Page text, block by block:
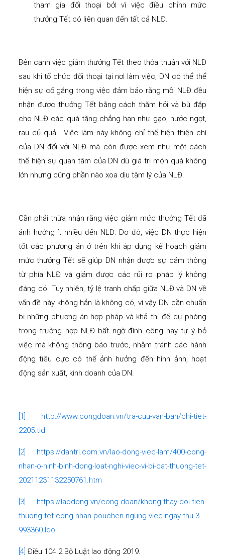
tham gia đối thoại bởi vì việc điều chỉnh mức
thưởng Tết có liên quan đến tất cả NLĐ.
Bên cạnh việc giảm thưởng Tết theo thỏa thuận với NLĐ
sau khi tổ chức đối thoại tại nơi làm việc, DN có thể thể
hiện sự cố gắng trong việc đảm bảo rằng mỗi NLĐ đều
nhận được thưởng Tết bằng cách thăm hỏi và bù đắp
cho NLĐ các quà tặng chẳng hạn như gạo, nước ngọt,
rau củ quả… Việc làm này không chỉ thể hiện thiện chí
của DN đối với NLĐ mà còn được xem như một cách
thể hiện sự quan tâm của DN dù giá trị món quà không
lớn nhưng cũng phần nào xoa dịu tâm lý của NLĐ.
Cần phải thừa nhận rằng việc giảm mức thưởng Tết đã
ảnh hưởng ít nhiều đến NLĐ. Do đó, việc DN thực hiện
tốt các phương án ở trên khi áp dụng kế hoạch giảm
mức thưởng Tết sẽ giúp DN nhận được sự cảm thông
từ phía NLĐ và giảm được các rủi ro pháp lý không
đáng có. Tuy nhiên, tỷ lệ tranh chấp giữa NLĐ và DN về
vấn đề này không hẳn là không có, vì vậy DN cần chuẩn
bị những phương án hợp pháp và khả thi để dự phòng
trong trường hợp NLĐ bất ngờ đình công hay tự ý bỏ
việc mà không thông báo trước, nhằm tránh các hành
động tiêu cực có thể ảnh hưởng đến hình ảnh, hoạt
động sản xuất, kinh doanh của DN.
[1]
http://www.congdoan.vn/tra-cuu-van-ban/chi-tiet-
2205.tld
[2]
https://dantri.com.vn/lao-dong-viec-lam/400-cong-
nhan-o-ninh-binh-dong-loat-nghi-viec-vi-bi-cat-thuong-tet-
20211231132250761.htm
[3]
https://laodong.vn/cong-doan/khong-thay-doi-tien-
thuong-tet-cong-nhan-pouchen-ngung-viec-ngay-thu-3-
993360.ldo
[4] Điều 104.2 Bộ Luật lao động 2019.